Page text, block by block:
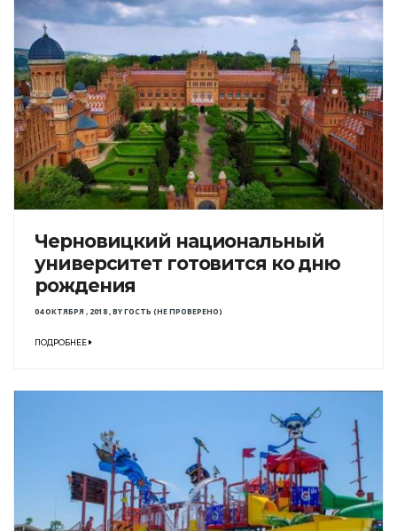
Черновицкий национальный
университет готовится ко дню
рождения
04 ОКТЯБРЯ , 2018,BYГОСТЬ (НЕ ПРОВЕРЕНО)
ПОДРОБНЕЕ